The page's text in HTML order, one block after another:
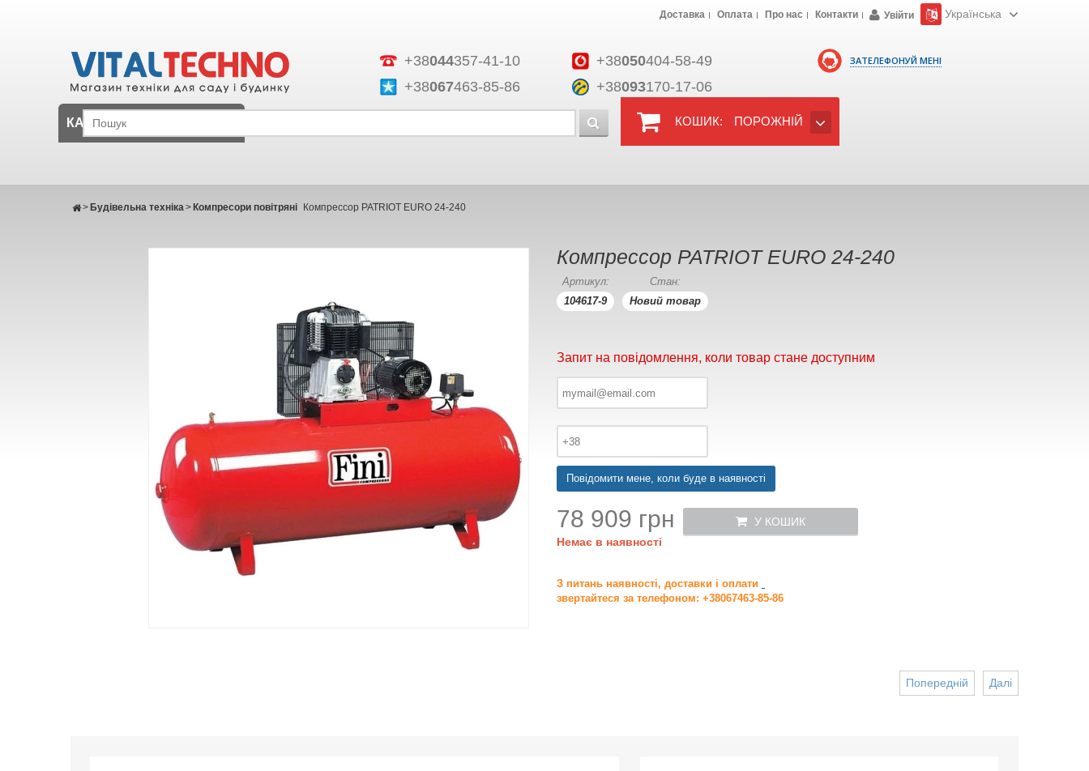
ЗАТЕЛЕФОНУЙ МЕНІ
+38044357-41-10 +38050404-58-49
+38067463-85-86 +38093170-17-06
Доставка Оплата Про нас Контакти Увійти Українська
КОШИК: ПОРОЖНІЙ
КАТАЛОГ
Будівельна техніка
> Компресори повітряні
> Компрессор PATRIOT EURO 24-240
Компрессор PATRIOT EURO 24-240
Артикул:
104617-9
Стан:
Новий товар
Запит на повідомлення, коли товар стане доступним
Повідомити мене, коли буде в наявності
78 909 грн
Немає в наявності
У КОШИК
З питань наявності, доставки і оплати
звертайтеся за телефоном: +38067463-85-86
Далі
Попередній